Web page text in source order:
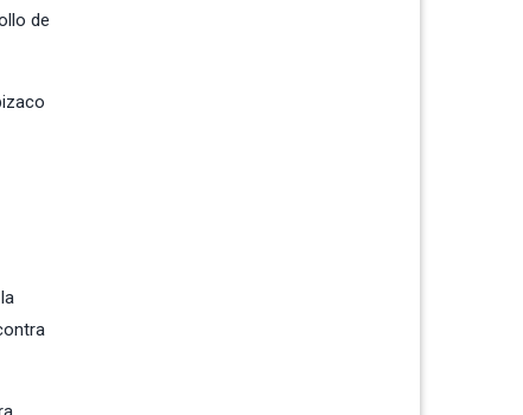
de